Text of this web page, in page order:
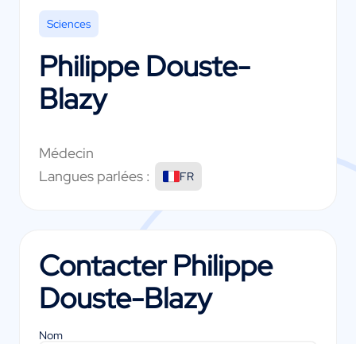
Sciences
Philippe Douste-
Blazy
Médecin
Langues parlées :
FR
ContacterPhilippe
Douste-Blazy
Nom